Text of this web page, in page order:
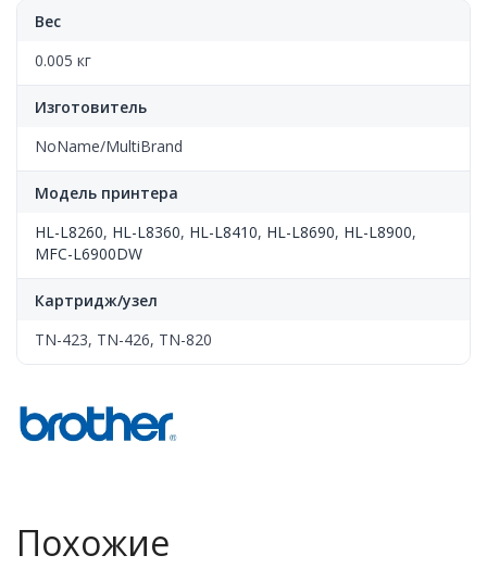
C/M/Y/K,
HL-
L6900(TN-
423),
CN
Вес
0.005 кг
Изготовитель
NoName/MultiBrand
Модель принтера
HL-L8260, HL-L8360, HL-L8410, HL-L8690, HL-L8900,
MFC-L6900DW
Картридж/узел
TN-423, TN-426, TN-820
Похожие